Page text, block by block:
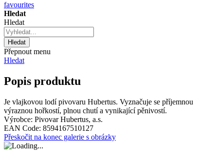
favourites
Hledat
Hledat
Hledat
Přepnout menu
Hledat
Popis produktu
Je vlajkovou lodí pivovaru Hubertus. Vyznačuje se příjemnou
výraznou hořkostí, plnou chutí a vynikající pěnivostí.
Výrobce: Pivovar Hubertus, a.s.
EAN Code: 8594167510127
Přeskočit na konec galerie s obrázky